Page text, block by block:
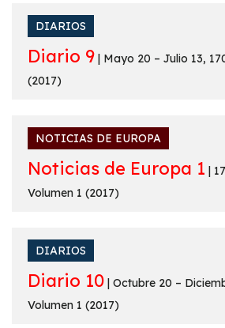
DIARIOS
Diario 9 | Mayo 20 – Julio 13,
(2017)
NOTICIAS DE EUROPA
Noticias de Europa 1 |
Volumen 1 (2017)
DIARIOS
Diario 10 | Octubre 20 –
Volumen 1 (2017)